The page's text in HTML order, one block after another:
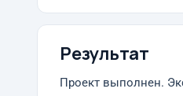
Результат
Проект выполнен.